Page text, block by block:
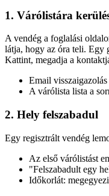
1. Várólistára
A vendég a foglalási
látja, hogy az óra teli. Egy
Kattint, megadja a
Email
A várólista lista a
2. Hely felszabadul
Egy regisztrált vendég
Az első várólistást
"Felszabadult egy
Időkorlát: